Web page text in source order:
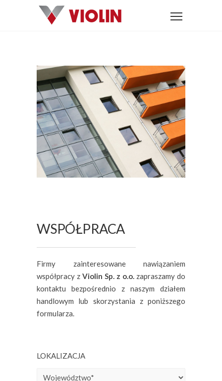
WSPÓŁPRACA
Firmy zainteresowane nawiązaniem
współpracy z Violin Sp. z o.o. zapraszamy do
kontaktu bezpośrednio z naszym działem
handlowym lub skorzystania z poniższego
formularza.
LOKALIZACJA